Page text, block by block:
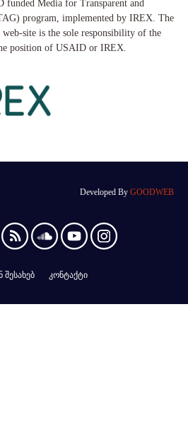
funded Media for Transparent and
program, implemented by IREX. The
site is the sole responsibility of the
position of USAID or IREX.
Developed By GOODWEB
შესახებ კონტაქტი